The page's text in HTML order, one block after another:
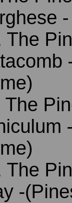
The
The
The
-